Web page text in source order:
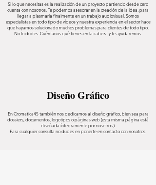
Si lo que necesitas es la realización de un proyecto partiendo desde cero
cuenta con nosotros. Te podemos asesorar en la creación de la idea, para
llegar a plasmarla finalmente en un trabajo audiovisual. Somos
especialistas en todo tipo de vídeos y nuestra experiencia en el sector hace
que hayamos solucionado muchos problemas para clientes de todo tipo.
No lo dudes. Cuéntanos qué tienes en la cabeza y te ayudaremos.
Diseño Gráfico
En Cromatica45 también nos dedicamos al diseño gráfico, bien sea para
dossiers, documentos, logotipos o páginas web (esta misma página está
diseñada íntegramente por nosotros.).
Para cualquier consulta no dudes en ponerte en contacto con nosotros.